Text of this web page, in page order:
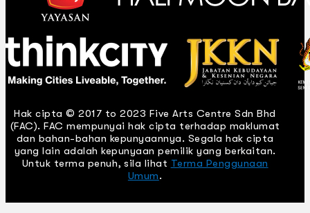
Hak cipta © 2017 to 2023 Five Arts Centre Sdn Bhd
(FAC). FAC mempunyai hak cipta terhadap maklumat
dan bahan-bahan kepunyaannya. Segala hak cipta
yang lain adalah kepunyaan pemilik yang berkaitan.
Untuk terma penuh, sila lihat Terma Penggunaan
Umum.